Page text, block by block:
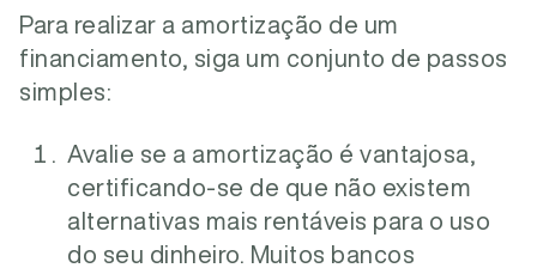
Para realizar a amortização de um
financiamento, siga um conjunto de passos
simples:
Avalie se a amortização é vantajosa,
certificando-se de que não existem
alternativas mais rentáveis para o uso
do seu dinheiro. Muitos bancos